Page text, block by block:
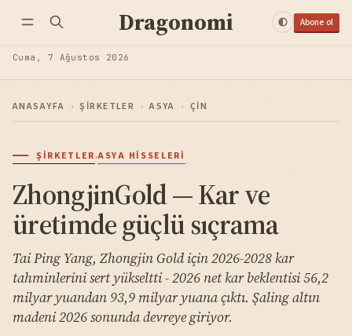
Dragonomi Abone ol
Cuma, 7 Ağustos 2026
ANASAYFA › ŞIRKETLER › ASYA › ÇIN
ŞIRKETLER·ASYA HISSELERI
ZhongjinGold — Kar ve
üretimde güçlü sıçrama
Tai Ping Yang, Zhongjin Gold için 2026-2028 kar
tahminlerini sert yükseltti - 2026 net kar beklentisi 56,2
milyar yuandan 93,9 milyar yuana çıktı. Şaling altın
madeni 2026 sonunda devreye giriyor.